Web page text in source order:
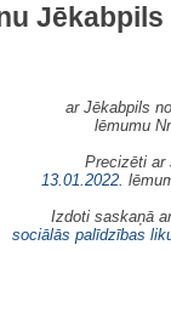
Jēkabpils
ar Jēkabpils
lēmumu
Precizēti ar
13.01.2022.
Izdoti saskaņā
sociālās palīdzības